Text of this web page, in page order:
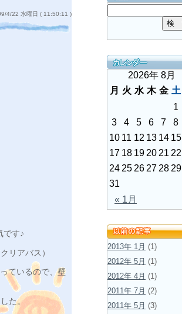
4/22 水曜日 ( 11:50:11 )
です♪
リアバス）
ているので、壁
た。
2026年 8月
月 火 水 木 金 土
« 1月
1
3
4 5 6 7 8
10 11 12 13 14 15
17 18 19 20 21 22
24 25 26 27 28 29
31
2013年 1月 (1)
2012年 5月 (1)
2012年 4月 (1)
2011年 7月 (2)
2011年 5月 (3)